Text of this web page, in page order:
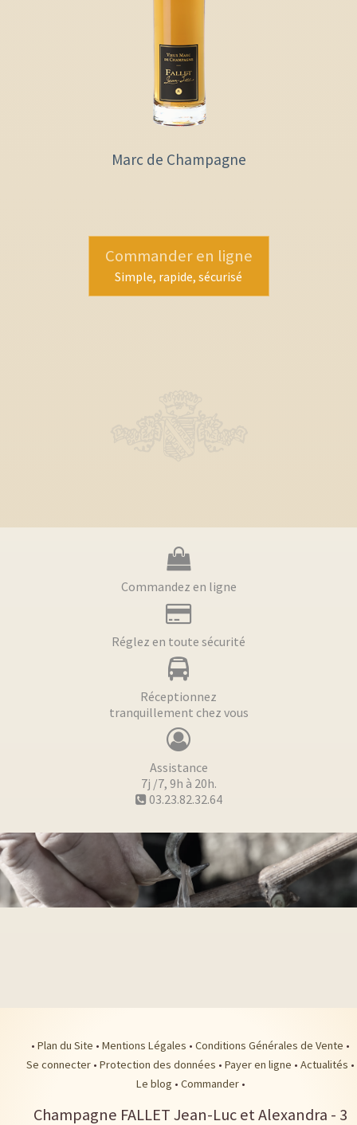
Marc de Champagne
Commander en ligne
Simple, rapide, sécurisé
Commandez en ligne
Réglez en toute sécurité
Réceptionnez
tranquillement chez vous
Assistance
7j /7, 9h à 20h.
03.23.82.32.64
• Plan du Site • Mentions Légales • Conditions Générales de Vente •
Se connecter • Protection des données • Payer en ligne • Actualités •
Le blog • Commander •
Champagne FALLET Jean-Luc et Alexandra - 3